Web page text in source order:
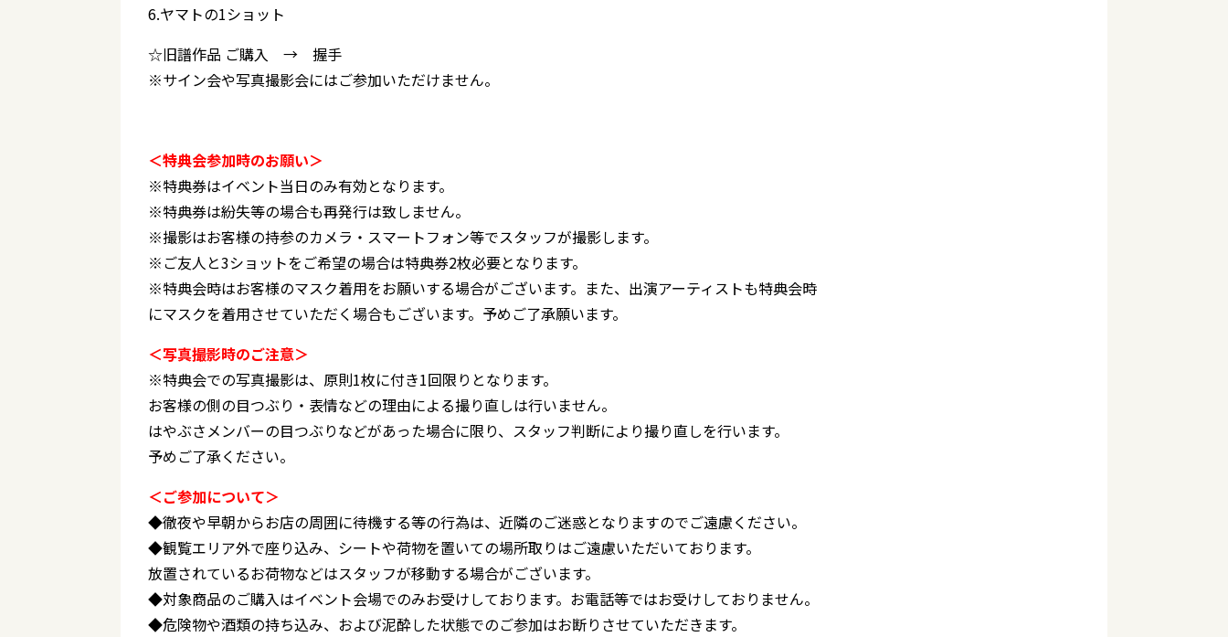
6.ヤマトの1ショット
☆旧譜作品 ご購入 → 握手
※サイン会や写真撮影会にはご参加いただけません。
＜特典会参加時のお願い＞
※特典券はイベント当日のみ有効となります。
※特典券は紛失等の場合も再発行は致しません。
※撮影はお客様の持参のカメラ・スマートフォン等でスタッフが撮影します。
※ご友人と3ショットをご希望の場合は特典券2枚必要となります。
※特典会時はお客様のマスク着用をお願いする場合がございます。また、出演アーティストも特典会時
にマスクを着用させていただく場合もございます。予めご了承願います。
＜写真撮影時のご注意＞
※特典会での写真撮影は、原則1枚に付き1回限りとなります。
お客様の側の目つぶり・表情などの理由による撮り直しは行いません。
はやぶさメンバーの目つぶりなどがあった場合に限り、スタッフ判断により撮り直しを行います。
予めご了承ください。
＜ご参加について＞
◆徹夜や早朝からお店の周囲に待機する等の行為は、近隣のご迷惑となりますのでご遠慮ください。
◆観覧エリア外で座り込み、シートや荷物を置いての場所取りはご遠慮いただいております。
放置されているお荷物などはスタッフが移動する場合がございます。
◆対象商品のご購入はイベント会場でのみお受けしております。お電話等ではお受けしておりません。
◆危険物や酒類の持ち込み、および泥酔した状態でのご参加はお断りさせていただきます。